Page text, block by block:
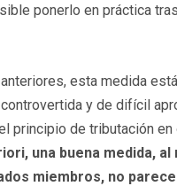
ponerlo en práctica
esta medida
y de difícil
principio de tributación
una buena medida,
miembros, no